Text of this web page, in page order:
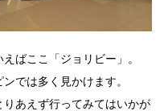
ばここ「ジョリビー」。
では多く見かけます。
あえず行ってみてはいかが